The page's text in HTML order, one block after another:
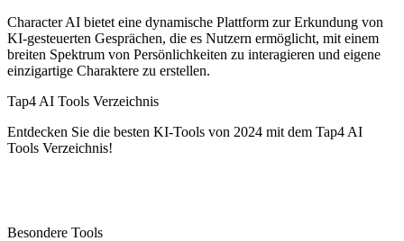
Character AI bietet eine dynamische Plattform zur Erkundung von
KI-gesteuerten Gesprächen, die es Nutzern ermöglicht, mit einem
breiten Spektrum von Persönlichkeiten zu interagieren und eigene
einzigartige Charaktere zu erstellen.
Tap4 AI Tools Verzeichnis
Entdecken Sie die besten KI-Tools von 2024 mit dem Tap4 AI
Tools Verzeichnis!
Besondere Tools